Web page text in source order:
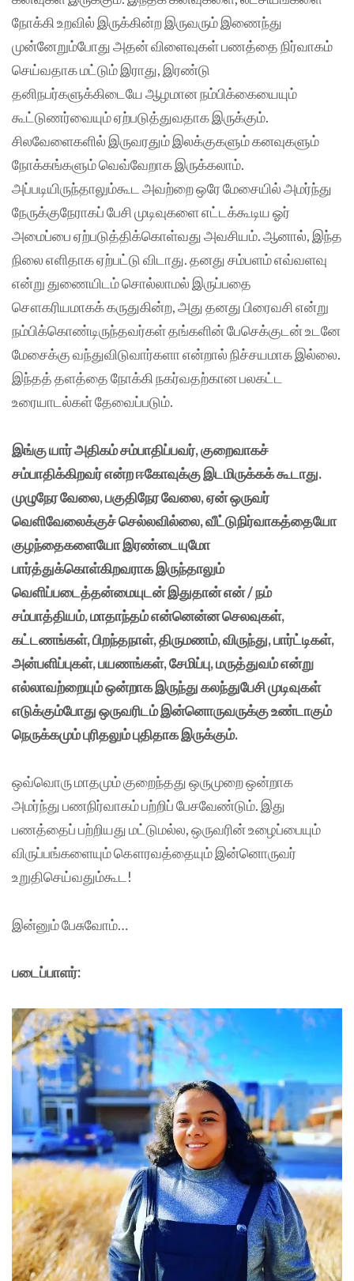
நோக்கி உறவில் இருக்கின்ற இருவரும் இணைந்து
முன்னேறும்போது அதன் விளைவுகள் பணத்தை நிர்வாகம்
செய்வதாக மட்டும் இராது, இரண்டு
தனிநபர்களுக்கிடையே ஆழமான நம்பிக்கையையும்
கூட்டுணர்வையும் ஏற்படுத்துவதாக இருக்கும்.
சிலவேளைகளில் இருவரதும் இலக்குகளும் கனவுகளும்
நோக்கங்களும் வெவ்வேறாக இருக்கலாம்.
அப்படியிருந்தாலும்கூட அவற்றை ஒரே மேசையில் அமர்ந்து
நேருக்குநேராகப் பேசி முடிவுகளை எட்டக்கூடிய ஓர்
அமைப்பை ஏற்படுத்திக்கொள்வது அவசியம். ஆனால், இந்த
நிலை எளிதாக ஏற்பட்டு விடாது. தனது சம்பளம் எவ்வளவு
என்று துணையிடம் சொல்லாமல் இருப்பதை
சௌகரியமாகக் கருதுகின்ற, அது தனது பிரைவசி என்று
நம்பிக்கொண்டிருந்தவர்கள் தங்களின் பேசெக்குடன் உடனே
மேசைக்கு வந்துவிடுவார்களா என்றால் நிச்சயமாக இல்லை.
இந்தத் தளத்தை நோக்கி நகர்வதற்கான பலகட்ட
உரையாடல்கள் தேவைப்படும்.
இங்கு யார் அதிகம் சம்பாதிப்பவர், குறைவாகச்
சம்பாதிக்கிறவர் என்ற ஈகோவுக்கு இடமிருக்கக் கூடாது.
முழுநேர வேலை, பகுதிநேர வேலை, ஏன் ஒருவர்
வெளிவேலைக்குச் செல்லவில்லை, வீட்டுநிர்வாகத்தையோ
குழந்தைகளையோ இரண்டையுமோ
பார்த்துக்கொள்கிறவராக இருந்தாலும்
வெளிப்படைத்தன்மையுடன் இதுதான் என் / நம்
சம்பாத்தியம், மாதாந்தம் என்னென்ன செலவுகள்,
கட்டணங்கள், பிறந்தநாள், திருமணம், விருந்து, பார்ட்டிகள்,
அன்பளிப்புகள், பயணங்கள், சேமிப்பு, மருத்துவம் என்று
எல்லாவற்றையும் ஒன்றாக இருந்து கலந்துபேசி முடிவுகள்
எடுக்கும்போது ஒருவரிடம் இன்னொருவருக்கு உண்டாகும்
நெருக்கமும் புரிதலும் புதிதாக இருக்கும்.
ஒவ்வொரு மாதமும் குறைந்தது ஒருமுறை ஒன்றாக
அமர்ந்து பணநிர்வாகம் பற்றிப் பேசவேண்டும். இது
பணத்தைப் பற்றியது மட்டுமல்ல, ஒருவரின் உழைப்பையும்
விருப்பங்களையும் கௌரவத்தையும் இன்னொருவர்
உறுதிசெய்வதும்கூட!
இன்னும் பேசுவோம்…
படைப்பாளர்: